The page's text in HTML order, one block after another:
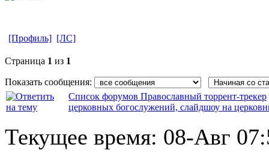
[Профиль] [ЛС]
Страница 1 из 1
Показать сообщения:
Список форумов Православный торрент-трекер
церковных богослужений, слайдшоу на
Текущее время: 08-Авг